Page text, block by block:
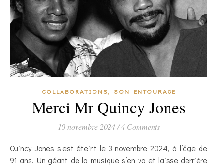
COLLABORATIONS, SON ENTOURAGE
Merci Mr Quincy Jones
10 novembre 2024 / 4 Comments
Quincy Jones s’est éteint le 3 novembre 2024, à l’âge de
91 ans. Un géant de la musique s’en va et laisse derrière